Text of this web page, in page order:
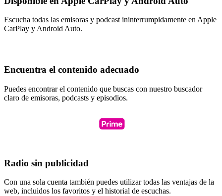
Escucha todas las emisoras y podcast ininterrumpidamente en Apple
CarPlay y Android Auto.
Encuentra el contenido adecuado
Puedes encontrar el contenido que buscas con nuestro buscador
claro de emisoras, podcasts y episodios.
Radio sin publicidad
Con una sola cuenta también puedes utilizar todas las ventajas de la
web, incluidos los favoritos y el historial de escuchas.